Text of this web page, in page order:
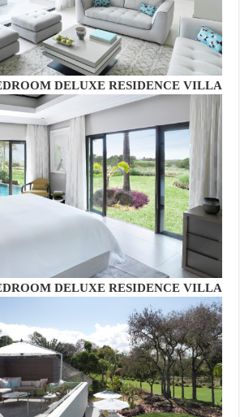
DELUXE RESIDENCE VILLA
DELUXE RESIDENCE VILLA